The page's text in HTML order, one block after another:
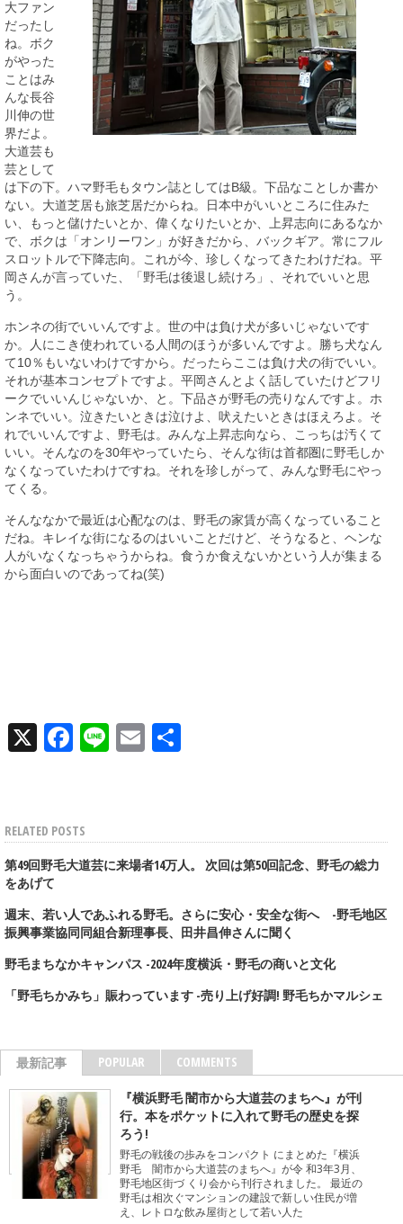
大ファン
だったし
ね。ボク
がやった
ことはみ
んな長谷
川伸の世
界だよ。
大道芸も
芸として
は下の下。ハマ野毛もタウン誌としてはB級。下品なことしか書か
ない。大道芝居も旅芝居だからね。日本中がいいところに住みた
い、もっと儲けたいとか、偉くなりたいとか、上昇志向にあるなか
で、ボクは「オンリーワン」が好きだから、バックギア。常にフル
スロットルで下降志向。これが今、珍しくなってきたわけだね。平
岡さんが言っていた、「野毛は後退し続けろ」、それでいいと思
う。
ホンネの街でいいんですよ。世の中は負け犬が多いじゃないです
か。人にこき使われている人間のほうが多いんですよ。勝ち犬なん
て10％もいないわけですから。だったらここは負け犬の街でいい。
それが基本コンセプトですよ。平岡さんとよく話していたけどフリ
ークでいいんじゃないか、と。下品さが野毛の売りなんですよ。ホ
ンネでいい。泣きたいときは泣けよ、吠えたいときはほえろよ。そ
れでいいんですよ、野毛は。みんな上昇志向なら、こっちは汚くて
いい。そんなのを30年やっていたら、そんな街は首都圏に野毛しか
なくなっていたわけですね。それを珍しがって、みんな野毛にやっ
てくる。
そんななかで最近は心配なのは、野毛の家賃が高くなっていること
だね。キレイな街になるのはいいことだけど、そうなると、ヘンな
人がいなくなっちゃうからね。食うか食えないかという人が集まる
から面白いのであってね(笑)
X Facebook
LineEmail
RELATED POSTS
第49回野毛大道芸に来場者14万人。 次回は第50回記念、野毛の総力
をあげて
週末、若い人であふれる野毛。さらに安心・安全な街へ -野毛地区
振興事業協同同組合新理事長、田井昌伸さんに聞く
野毛まちなかキャンパス -2024年度横浜・野毛の商いと文化
「野毛ちかみち」賑わっています -売り上げ好調! 野毛ちかマルシェ
最新記事 POPULAR COMMENTS
『横浜野毛 闇市から大道芸のまちへ』が刊
行。本をポケットに入れて野毛の歴史を探
ろう!
野毛の戦後の歩みをコンパクト にまとめた『横浜
野毛 闇市から大道芸のまちへ』が令 和3年3月、
野毛地区街づ くり会から刊行されました。 最近の
野毛は相次ぐマンションの建設で新しい住民が増
え、レトロな飲み屋街として若い人た